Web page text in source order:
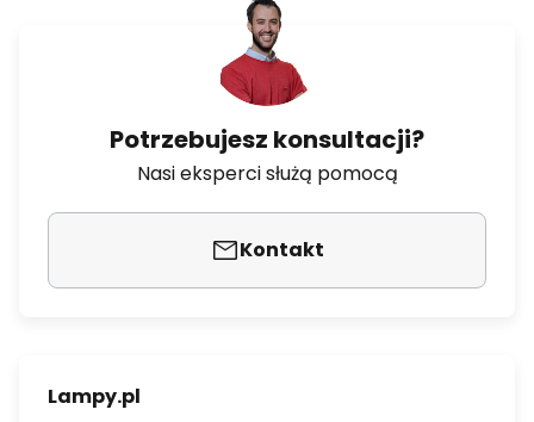
Potrzebujesz konsultacji?
Nasi eksperci służą pomocą
Kontakt
Lampy.pl